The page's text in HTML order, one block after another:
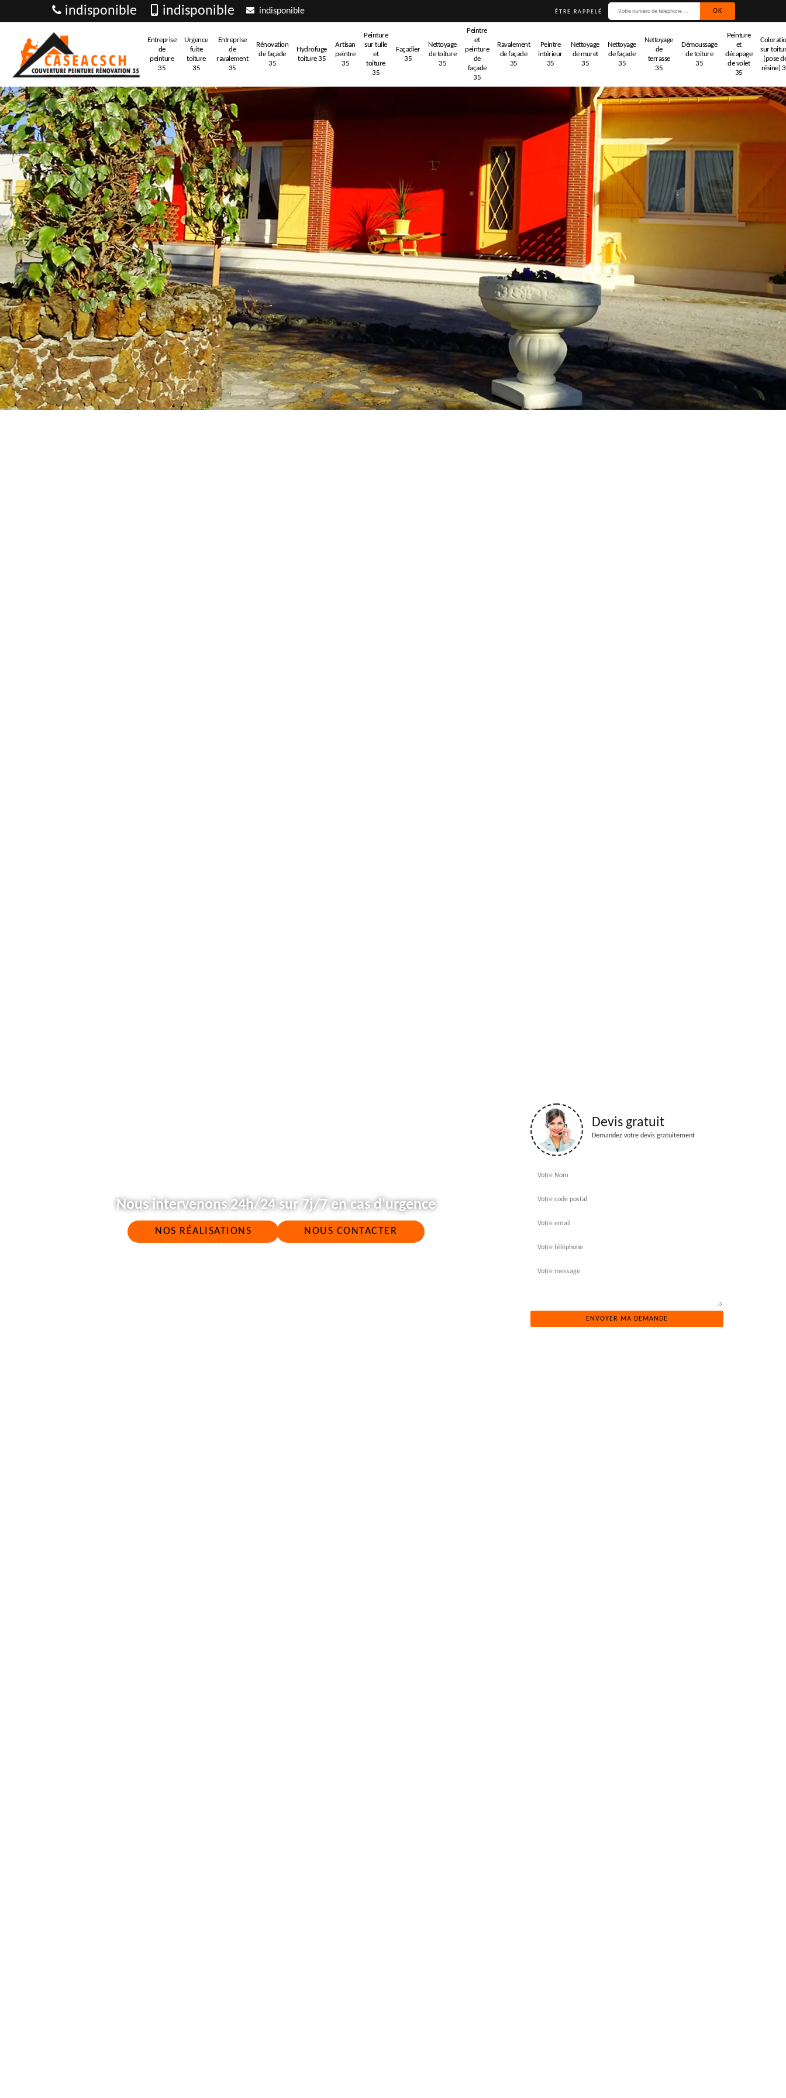
indisponible indisponible indisponible ÊTRE RAPPELÉ
Entreprise
de
peinture
35
Urgence
fuite
toiture
35
Entreprise
de
ravalement
35
Rénovation
de façade
35
Hydrofuge
toiture 35
Artisan
peintre
35
Peinture
sur tuile
et
toiture
35
Façadier
35
Nettoyage
de toiture
35
Peintre
et
peinture
de
façade
35
Ravalement
de façade
35
Peintre
intérieur
35
Nettoyage
de muret
35
Nettoyage
de façade
35
Nettoyage
de
terrasse
35
Démoussage
de toiture
35
Peinture
et
décapage
de volet
35
sur
(pose
résine)
Nous intervenons 24h/24 sur 7j/7 en cas d'urgence
NOS RÉALISATIONS NOUS CONTACTER
Devis gratuit
Demandez votre devis gratuitement